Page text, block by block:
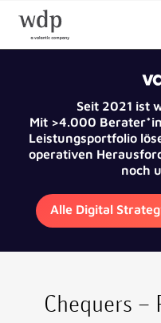
Seit 2021 ist
Mit >4.000
Leistungsportfolio
operativen
noch
Alle Digital
Chequers –